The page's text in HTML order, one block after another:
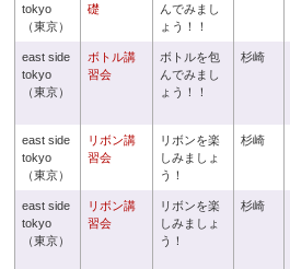
tokyo
（東京）
礎
んでみまし
ょう！！
east side
tokyo
（東京）
ボトル講
習会
ボトルを包
んでみまし
ょう！！
杉崎
east side
tokyo
（東京）
リボン講
習会
リボンを楽
しみましょ
う！
杉崎
east side
tokyo
（東京）
リボン講
習会
リボンを楽
しみましょ
う！
杉崎